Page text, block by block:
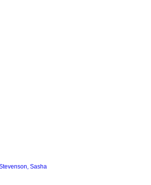
Sasha